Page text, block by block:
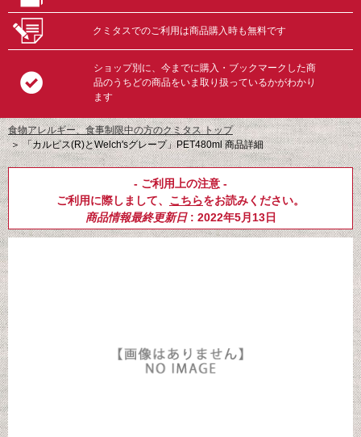
クミタスでのご利用は商品購入時も無料です
ショップ別に、今までに購入・ブックマークした商
品のうちどの商品をいま取り扱っているかがわかり
ます
食物アレルギー、食事制限中の方のクミタス トップ
＞「カルピス(R)とWelch'sグレープ」PET480ml 商品詳細
- ご利用上の注意 -
ご利用に際しまして、 こちらをお読みください。
商品情報最終更新日: 2022年5月13日